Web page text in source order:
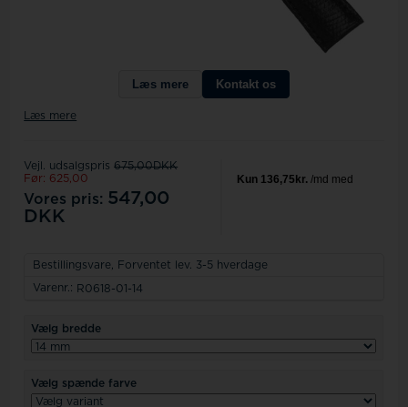
Læs mere Kontakt os
Læs mere
Vejl. udsalgspris 675,00DKK
Før: 625,00
Vores pris: 547,00
DKK
Bestillingsvare, Forventet lev. 3-5 hverdage
Varenr.: R0618-01-14
Vælg bredde
Vælg spænde farve